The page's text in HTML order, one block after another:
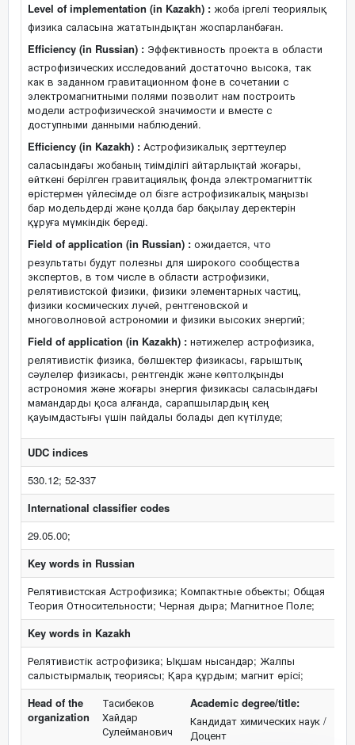
Level of implementation (in Kazakh) : жоба іргелі теориялық
физика саласына жататындықтан жоспарланбаған.
Efficiency (in Russian) : Эффективность проекта в области
астрофизических исследований достаточно высока, так
как в заданном гравитационном фоне в сочетании с
электромагнитными полями позволит нам построить
модели астрофизической значимости и вместе с
доступными данными наблюдений.
Efficiency (in Kazakh) : Астрофизикалық зерттеулер
саласындағы жобаның тиімділігі айтарлықтай жоғары,
өйткені берілген гравитациялық фонда электромагниттік
өрістермен үйлесімде ол бізге астрофизикалық маңызы
бар модельдерді және қолда бар бақылау деректерін
құруға мүмкіндік береді.
Field of application (in Russian) : ожидается, что
результаты будут полезны для широкого сообщества
экспертов, в том числе в области астрофизики,
релятивистской физики, физики элементарных частиц,
физики космических лучей, рентгеновской и
многоволновой астрономии и физики высоких энергий;
Field of application (in Kazakh) : нәтижелер астрофизика,
релятивистік физика, бөлшектер физикасы, ғарыштық
сәулелер физикасы, рентгендік және көптолқынды
астрономия және жоғары энергия физикасы саласындағы
мамандарды қоса алғанда, сарапшылардың кең
қауымдастығы үшін пайдалы болады деп күтілуде;
UDC indices
530.12; 52-337
International classifier codes
29.05.00;
Key words in Russian
Релятивистская Астрофизика; Компактные объекты; Общая
Теория Относительности; Черная дыра; Магнитное Поле;
Key words in Kazakh
Релятивистік астрофизика; Ықшам нысандар; Жалпы
салыстырмалық теориясы; Қара құрдым; магнит өрісі;
Head of the
organization
Тасибеков
Хайдар
Сулейманович
Academic degree/title:
Кандидат химических наук /
Доцент